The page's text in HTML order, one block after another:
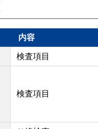
内容
検査項目
検査項目